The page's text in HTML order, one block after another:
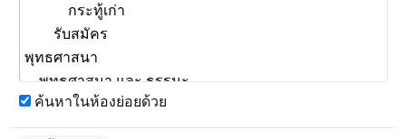
ค้นหาในห้องย่อยด้วย